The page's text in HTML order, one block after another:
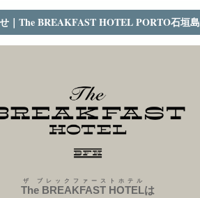
The BREAKFAST HOTEL PORTO石垣島
The BREAKFAST HOTEL
ザ ブレックファーストホテル
は